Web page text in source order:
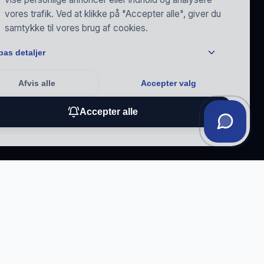
vores trafik. Ved at klikke på "Accepter alle", giver du
samtykke til vores brug af cookies.
detaljer
Afvis alle Accepter valg
Accepter alle